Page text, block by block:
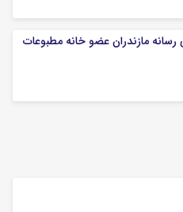
رسانه مازندران عضو خانه مطبوعات